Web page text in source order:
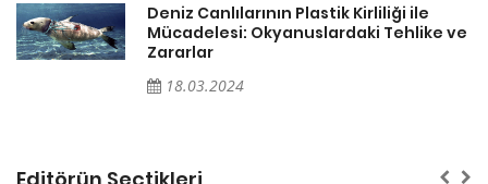
Deniz Canlılarının Plastik Kirliliği ile
Mücadelesi: Okyanuslardaki Tehlike ve
Zararlar
18.03.2024